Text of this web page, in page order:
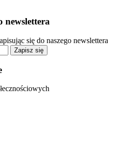
newslettera
się do naszego newslettera
Zapisz się